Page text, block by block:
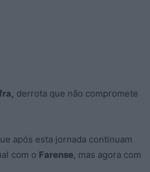
derrota que não compromete
após esta jornada continuam
com o Farense, mas agora com